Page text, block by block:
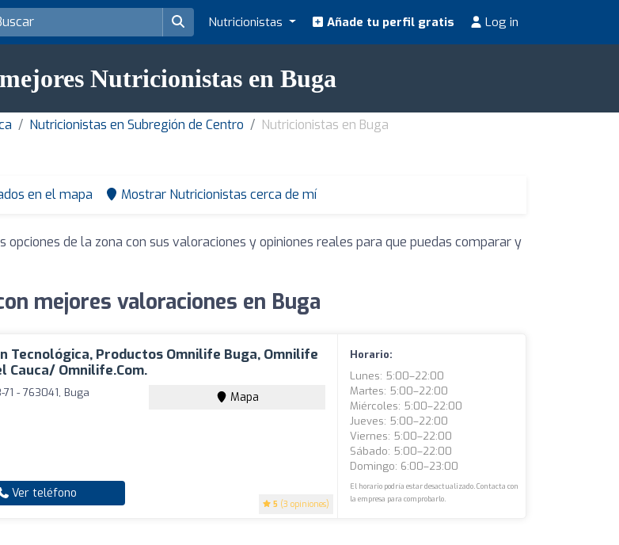
Nutricionistas Añade tu perfil gratis Log in
Nutricionistas en Buga
Nutricionistas en Subregión de Centro Nutricionistas en Buga
en el mapa Mostrar Nutricionistas cerca de mí
opciones de la zona con sus valoraciones y opiniones reales para que puedas comparar y
mejores valoraciones en Buga
Tecnológica, Productos Omnilife Buga, Omnilife
Cauca/ Omnilife.com.
5 (3 opiniones)
71 - 763041, Buga Mapa
Ver teléfono
Horario:
Lunes: 5:00–22:00
Martes: 5:00–22:00
Miércoles: 5:00–22:00
Jueves: 5:00–22:00
Viernes: 5:00–22:00
Sábado: 5:00–22:00
Domingo: 6:00–23:00
El horario podría estar desactualizado. Contacta con
la empresa para comprobarlo.